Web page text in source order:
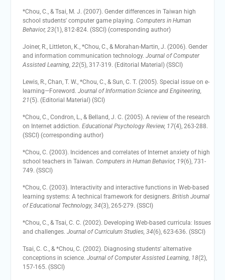
*Chou, C., & Tsai, M. J. (2007). Gender differences in Taiwan high
school students' computer game playing. Computers in Human
Behavior, 23(1), 812-824. (SSCI) (corresponding author)
Joiner, R., Littleton, K., *Chou, C., & Morahan-Martin, J. (2006). Gender
and information communication technology. Journal of Computer
Assisted Learning, 22(5), 317-319. (Editorial Material) (SSCI)
Lewis, R., Chan, T. W., *Chou, C., & Sun, C. T. (2005). Special issue on e-
learning—Foreword. Journal of Information Science and Engineering,
21(5). (Editorial Material) (SCI)
*Chou, C., Condron, L., & Belland, J. C. (2005). A review of the research
on Internet addiction. Educational Psychology Review, 17(4), 263-288.
(SSCI) (corresponding author)
*Chou, C. (2003). Incidences and correlates of Internet anxiety of high
school teachers in Taiwan. Computers in Human Behavior, 19(6), 731-
749. (SSCI)
*Chou, C. (2003). Interactivity and interactive functions in Web-based
learning systems: A technical framework for designers. British Journal
of Educational Technology, 34(3), 265-279. (SSCI)
*Chou, C., & Tsai, C. C. (2002). Developing Web-based curricula: Issues
and challenges. Journal of Curriculum Studies, 34(6), 623-636. (SSCI)
Tsai, C. C., & *Chou, C. (2002). Diagnosing students' alternative
conceptions in science. Journal of Computer Assisted Learning, 18(2),
157-165. (SSCI)